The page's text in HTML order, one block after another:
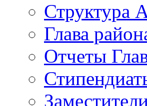
Структура
Глава
Отчеты